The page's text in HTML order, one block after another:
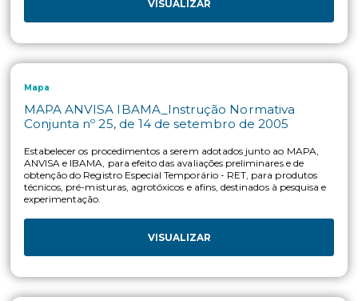
MAPA ANVISA IBAMA_Instrução Normativa
Conjunta nº 2, de 23 de janeiro de 2006
Estabelecer procedimentos a serem adotados para efeito de
VISUALIZAR